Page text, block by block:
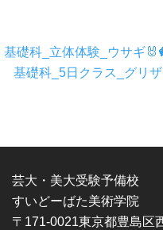
基礎科_立体体験_ウサギ
基礎科_5日クラス_グリ
芸大・美大受験予備校
すいどーばた美術学院
〒171-0021東京都豊島区